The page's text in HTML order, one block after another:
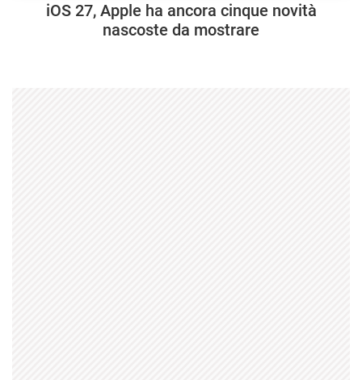
iOS 27, Apple ha ancora cinque novità
nascoste da mostrare